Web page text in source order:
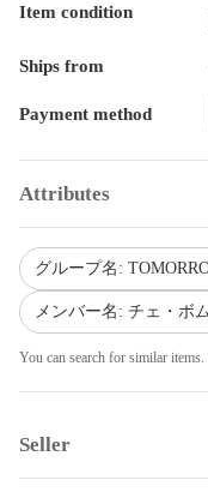
Item condition
Ships from
Payment method
Attributes
グループ名:
メンバー名: チェ・ボ
You can search for similar items.
Seller